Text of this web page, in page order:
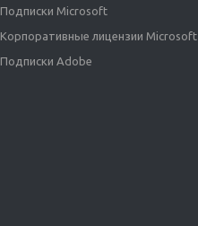
Подписки Microsoft
Корпоративные лицензии Microsoft
Подписки Adobe